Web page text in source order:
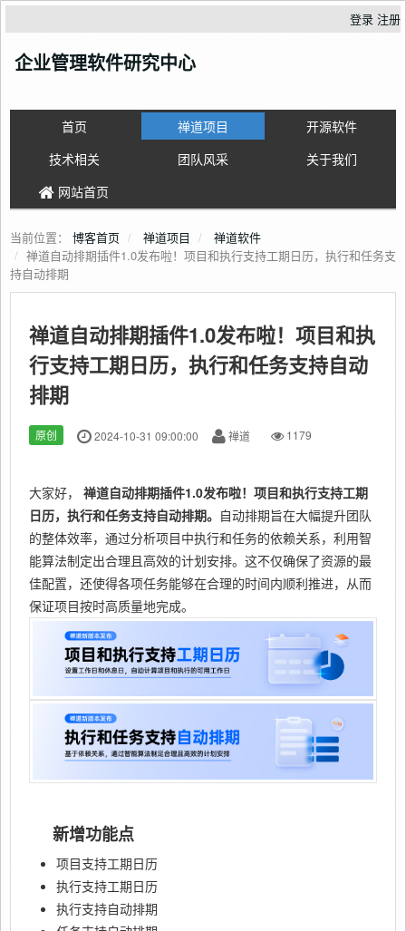
登录 注册
企业管理软件研究中心
首页 禅道项目
开源软件
技术相关
团队风采
关于我们
网站首页
当前位置： 博客首页 禅道项目
禅道软件
禅道自动排期插件1.0发布啦！项目和执行支持工期日历，执行和任务支
持自动排期
禅道自动排期插件1.0发布啦！项目和执
行支持工期日历，执行和任务支持自动
排期
原创 2024-10-31 09:00:00 禅道 1179
大家好， 禅道自动排期插件1.0发布啦！项目和执行支持工期
日历，执行和任务支持自动排期。 自动排期旨在大幅提升团队
的整体效率，通过分析项目中执行和任务的依赖关系，利用智
能算法制定出合理且高效的计划安排。这不仅确保了资源的最
佳配置，还使得各项任务能够在合理的时间内顺利推进，从而
保证项目按时高质量地完成。
新增功能点
项目支持工期日历
执行支持工期日历
执行支持自动排期